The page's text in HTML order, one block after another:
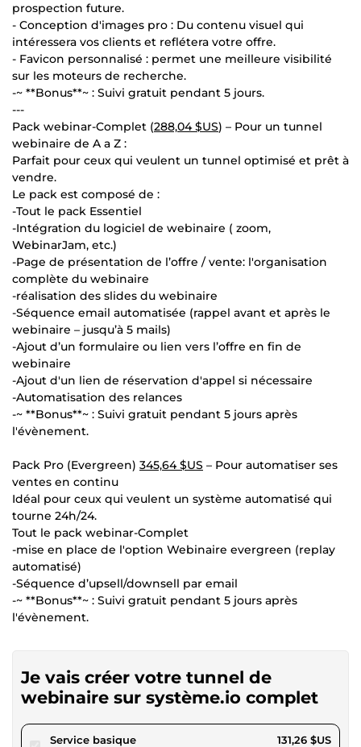
prospection future.
- Conception d'images pro : Du contenu visuel qui
intéressera vos clients et reflétera votre offre.
- Favicon personnalisé : permet une meilleure visibilité
sur les moteurs de recherche.
-~ **Bonus**~ : Suivi gratuit pendant 5 jours.
---
Pack webinar-Complet (288,04 $US) – Pour un tunnel
webinaire de A a Z :
Parfait pour ceux qui veulent un tunnel optimisé et prêt à
vendre.
Le pack est composé de :
-Tout le pack Essentiel
-Intégration du logiciel de webinaire ( zoom,
WebinarJam, etc.)
-Page de présentation de l’offre / vente: l'organisation
complète du webinaire
-réalisation des slides du webinaire
-Séquence email automatisée (rappel avant et après le
webinaire – jusqu’à 5 mails)
-Ajout d’un formulaire ou lien vers l’offre en fin de
webinaire
-Ajout d'un lien de réservation d'appel si nécessaire
-Automatisation des relances
-~ **Bonus**~ : Suivi gratuit pendant 5 jours après
l'évènement.
Pack Pro (Evergreen) 345,64 $US – Pour automatiser ses
ventes en continu
Idéal pour ceux qui veulent un système automatisé qui
tourne 24h/24.
Tout le pack webinar-Complet
-mise en place de l'option Webinaire evergreen (replay
automatisé)
-Séquence d’upsell/downsell par email
-~ **Bonus**~ : Suivi gratuit pendant 5 jours après
l'évènement.
Je vais créer votre tunnel de
webinaire sur système.io complet
Service basiquepour 120,98 $US 131,26 $US